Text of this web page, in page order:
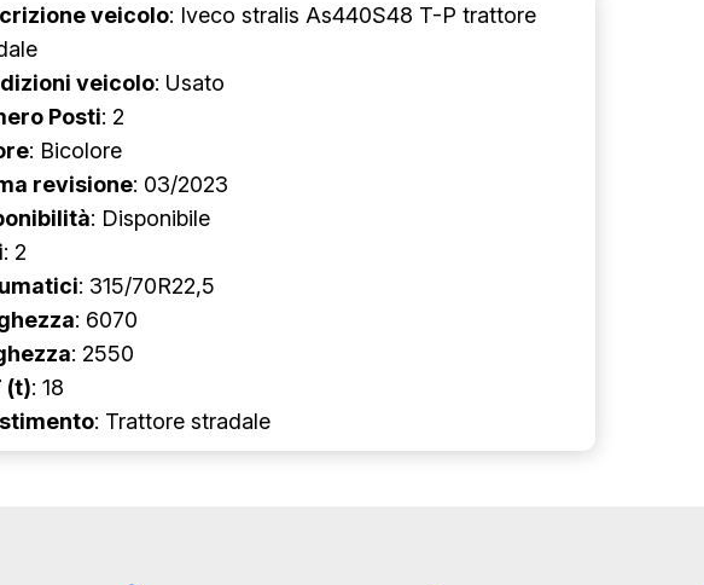
veicolo: Iveco stralis As440S48 T-P trattore
veicolo: Usato
Posti: 2
: Bicolore
revisione: 03/2023
: Disponibile
: 2
: 315/70R22,5
: 6070
: 2550
(t): 18
: Trattore stradale